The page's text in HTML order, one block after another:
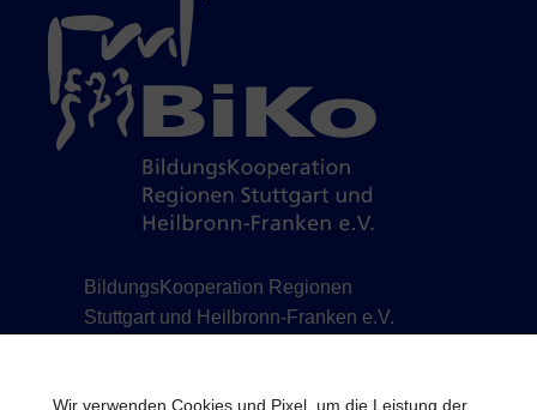
BildungsKooperation Regionen
Stuttgart und Heilbronn-Franken e.V.
Wir verwenden Cookies und Pixel, um die Leistung der